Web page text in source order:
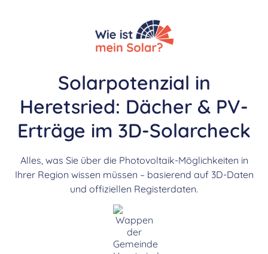
Solarpotenzial in
Heretsried: Dächer & PV-
Erträge im 3D-Solarcheck
Alles, was Sie über die Photovoltaik-Möglichkeiten in
Ihrer Region wissen müssen – basierend auf 3D-Daten
und offiziellen Registerdaten.